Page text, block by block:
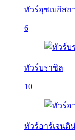
ทัวร์อุซเบกิสถ
6
ทัวร์บราซิล
10
ทัวร์อาร์เจนติ